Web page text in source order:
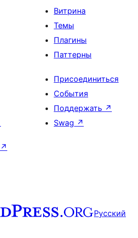
Витрина
Темы
Плагины
Паттерны
Присоединиться
События
Поддержать ↗
Swag ↗
↗
Русский